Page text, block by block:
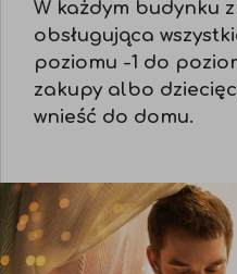
W każdym budynku
obsługująca
poziomu -1 do
zakupy albo
wnieść do domu.